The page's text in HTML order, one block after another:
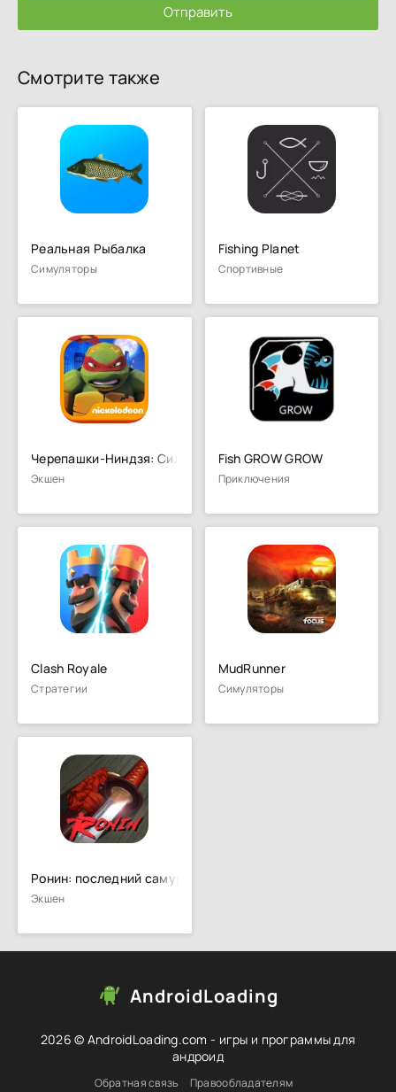
Отправить
Смотрите также
Реальная Рыбалка
Симуляторы
Fishing Planet
Спортивные
Черепашки-Ниндзя: Сила Порталов
Экшен
Fish GROW GROW
Приключения
Clash Royale
Стратегии
MudRunner
Симуляторы
Ронин: последний самурай
Экшен
AndroidLoading
2026 © AndroidLoading.com - игры и программы для
андроид
Обратная связь Правообладателям